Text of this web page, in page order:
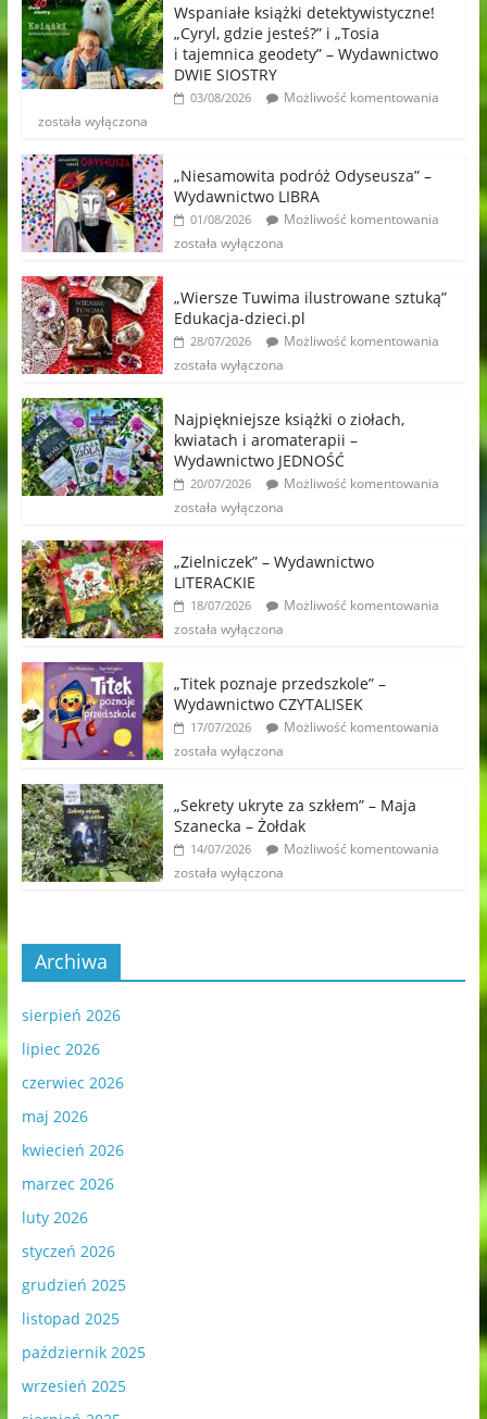
Wspaniałe książki detektywistyczne!
„Cyryl, gdzie jesteś?” i „Tosia
i tajemnica geodety” – Wydawnictwo
DWIE SIOSTRY
03/08/2026
Możliwość komentowania
została wyłączona
„Niesamowita podróż Odyseusza” –
Wydawnictwo LIBRA
01/08/2026
Możliwość komentowania
została wyłączona
„Wiersze Tuwima ilustrowane sztuką”
Edukacja-dzieci.pl
28/07/2026
Możliwość komentowania
została wyłączona
Najpiękniejsze książki o ziołach,
kwiatach i aromaterapii –
Wydawnictwo JEDNOŚĆ
20/07/2026
Możliwość komentowania
została wyłączona
„Zielniczek” – Wydawnictwo
LITERACKIE
18/07/2026
Możliwość komentowania
została wyłączona
„Titek poznaje przedszkole” –
Wydawnictwo CZYTALISEK
17/07/2026
Możliwość komentowania
została wyłączona
„Sekrety ukryte za szkłem” – Maja
Szanecka – Żołdak
14/07/2026
Możliwość komentowania
została wyłączona
Archiwa
sierpień 2026
lipiec 2026
czerwiec 2026
maj 2026
kwiecień 2026
marzec 2026
luty 2026
styczeń 2026
grudzień 2025
listopad 2025
październik 2025
wrzesień 2025